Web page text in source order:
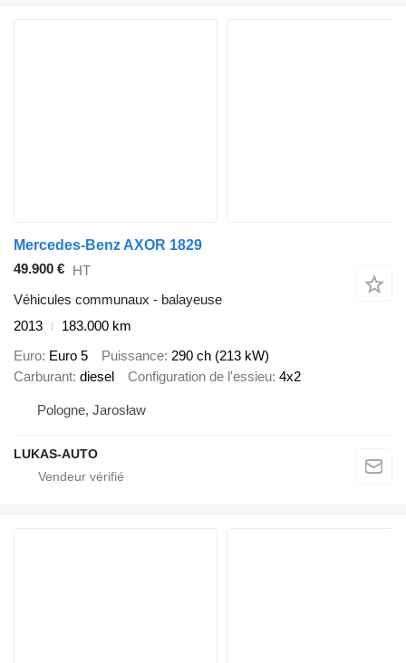
Mercedes-Benz AXOR 1829
49.900 € HT
Véhicules communaux - balayeuse
2013
183.000 km
Euro Euro 5 Puissance 290 ch (213 kW)
Carburant diesel Configuration de l'essieu 4x2
Pologne, Jarosław
LUKAS-AUTO